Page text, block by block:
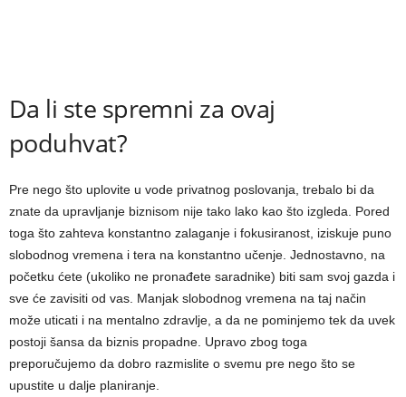
Da li ste spremni za ovaj
poduhvat?
Pre nego što uplovite u vode privatnog poslovanja, trebalo bi da
znate da upravljanje biznisom nije tako lako kao što izgleda. Pored
toga što zahteva konstantno zalaganje i fokusiranost, iziskuje puno
slobodnog vremena i tera na konstantno učenje. Jednostavno, na
početku ćete (ukoliko ne pronađete saradnike) biti sam svoj gazda i
sve će zavisiti od vas. Manjak slobodnog vremena na taj način
može uticati i na mentalno zdravlje, a da ne pominjemo tek da uvek
postoji šansa da biznis propadne. Upravo zbog toga
preporučujemo da dobro razmislite o svemu pre nego što se
upustite u dalje planiranje.